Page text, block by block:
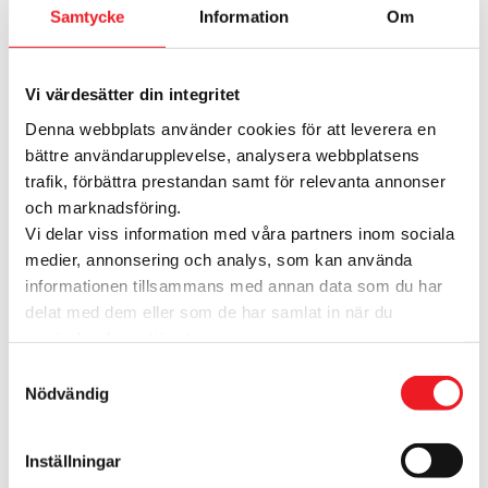
Samtycke Information Om
Vi värdesätter din integritet
Denna webbplats använder cookies för att leverera en
bättre användarupplevelse, analysera webbplatsens
trafik, förbättra prestandan samt för relevanta annonser
och marknadsföring.
Vi delar viss information med våra partners inom sociala
medier, annonsering och analys, som kan använda
informationen tillsammans med annan data som du har
delat med dem eller som de har samlat in när du
Nödvändig
Inställningar
Är Avion Shopping tillgängligt?
Service
Vilka butiker har Click & Collect?
Har ni återvinningsstationer och vad
kan jag lämna där?
erbjuder Info & Lounge?